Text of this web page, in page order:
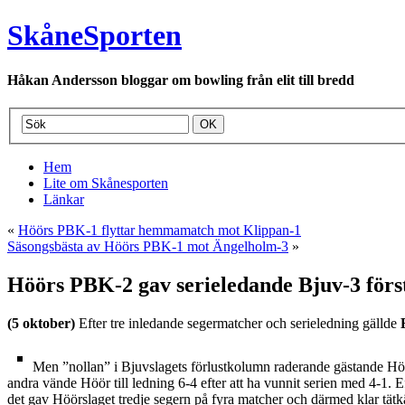
SkåneSporten
Håkan Andersson bloggar om bowling från elit till bredd
Hem
Lite om Skånesporten
Länkar
« Höörs PBK-1 flyttar hemmamatch mot Klippan-1
Säsongsbästa av Höörs PBK-1 mot Ängelholm-3 »
Höörs PBK-2 gav serieledande Bjuv-3
(5 oktober) Efter tre inledande segermatcher och serieledning gällde
Men ”nollan” i Bjuvslagets förlustkolumn raderande gästande
andra vände Höör till ledning 6-4 efter att ha vunnit serien med 4-1.
det gav Höörslaget tredje segern på fyra matcher och därmed klar